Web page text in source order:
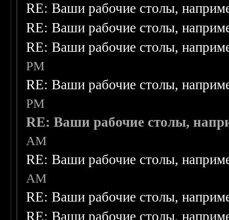
RE: Ваши рабочие столы,
RE: Ваши рабочие столы,
RE: Ваши рабочие столы,
PM
RE: Ваши рабочие столы,
PM
RE: Ваши рабочие столы,
AM
RE: Ваши рабочие столы,
AM
RE: Ваши рабочие столы,
RE: Ваши рабочие столы,